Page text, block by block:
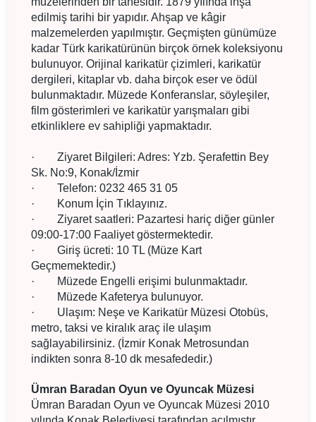
edilmiş tarihi bir yapıdır. Ahşap ve kâgir
malzemelerden yapılmıştır. Geçmişten günümüze
kadar Türk karikatürünün birçok örnek koleksiyonu
bulunuyor. Orijinal karikatür çizimleri, karikatür
dergileri, kitaplar vb. daha birçok eser ve ödül
bulunmaktadır. Müzede Konferanslar, söyleşiler,
film gösterimleri ve karikatür yarışmaları gibi
etkinliklere ev sahipliği yapmaktadır.
· Ziyaret Bilgileri: Adres: Yzb. Şerafettin Bey
Sk. No:9, Konak/İzmir
· Telefon: 0232 465 31 05
·
Konum İçin Tıklayınız.
· Ziyaret saatleri: Pazartesi hariç diğer günler
09:00-17:00 Faaliyet göstermektedir.
· Giriş ücreti: 10 TL (Müze Kart
Geçmemektedir.)
·
Müzede Engelli erişimi bulunmaktadır.
·
Müzede Kafeterya bulunuyor.
· Ulaşım: Neşe ve Karikatür Müzesi Otobüs,
metro, taksi ve kiralık araç ile ulaşım
sağlayabilirsiniz. (İzmir Konak Metrosundan
indikten sonra 8-10 dk mesafededir.)
Ümran Baradan Oyun ve Oyuncak Müzesi
Ümran Baradan Oyun ve Oyuncak Müzesi 2010